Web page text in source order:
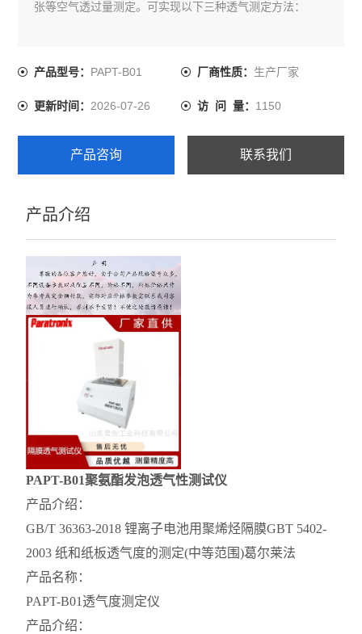
张等空气透过量测定。可实现以下三种透气测定方法：
产品型号： PAPT-B01 厂商性质： 生产厂家
更新时间：2026-07-26 访 问 量： 1150
产品咨询 联系我们
产品介绍
PAPT-B01聚氨酯发泡透气性测试仪
产品介绍：
GB/T 36363-2018 锂离子电池用聚烯烃隔膜GBT 5402-
2003 纸和纸板透气度的测定(中等范围)葛尔莱法
产品名称：
PAPT-B01透气度测定仪
产品介绍：